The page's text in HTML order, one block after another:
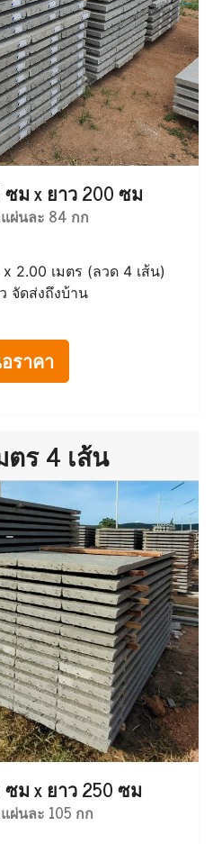
ม x ยาว 200 ซม
ผ่นละ 84 กก
2.00 เมตร (ลวด 4 เส้น)
จัดส่งถึงบ้าน
ราคา
ร 4 เส้น
ม x ยาว 250 ซม
ผ่นละ 105 กก